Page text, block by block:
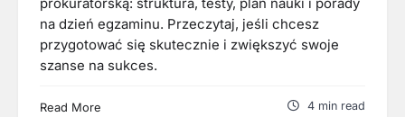
prokuratorską: struktura, testy, plan nauki i porady
na dzień egzaminu. Przeczytaj, jeśli chcesz
przygotować się skutecznie i zwiększyć swoje
szanse na sukces.
Read More 4 min read